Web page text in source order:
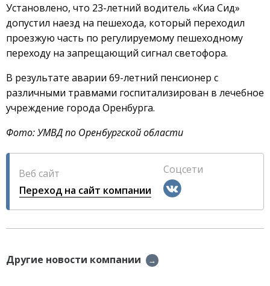
Установлено, что 23-летний водитель «Киа Сид»
допустил наезд на пешехода, который переходил
проезжую часть по регулируемому пешеходному
переходу на запрещающий сигнал светофора.
В результате аварии 69-летний пенсионер с
различными травмами госпитализирован в лечебное
учреждение города Оренбурга.
Фото: УМВД по Оренбургской области
Веб сайт
Переход на сайт компании
Соцсети
Другие новости компании →